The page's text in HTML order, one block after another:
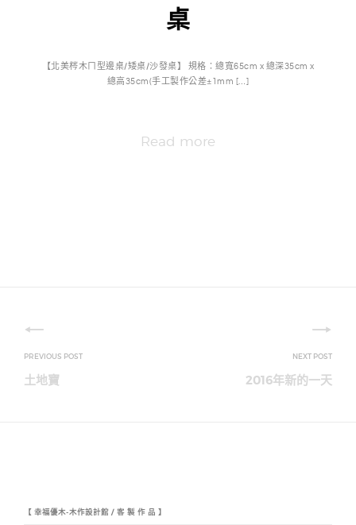
桌
【北美梣木ㄇ型邊桌/矮桌/沙發桌】 規格：總寬65cm x 總深35cm x
總高35cm(手工製作公差±1mm […]
Read more
文
章土地寶 2016年新的一天
【 幸福優木-木作設計館 / 客 製 作 品 】